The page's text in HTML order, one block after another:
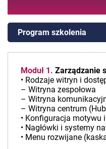
Program szkolenia
Moduł 1. Zarządzanie
• Rodzaje witryn i
– Witryna zespołowa
– Witryna
– Witryna centrum
• Konfiguracja
• Nagłówki i systemy
• Menu rozwijane